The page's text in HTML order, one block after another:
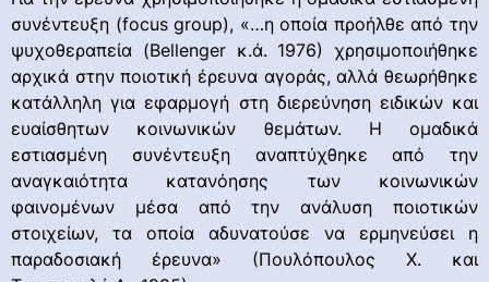
συνέντευξη (focus group), «…η οποία προήλθε από την
ψυχοθεραπεία (Bellenger κ.ά. 1976) χρησιμοποιήθηκε
αρχικά στην ποιοτική έρευνα αγοράς, αλλά θεωρήθηκε
κατάλληλη για εφαρμογή στη διερεύνηση ειδικών και
ευαίσθητων κοινωνικών θεμάτων. Η ομαδικά
εστιασμένη συνέντευξη αναπτύχθηκε από την
αναγκαιότητα κατανόησης των κοινωνικών
φαινομένων μέσα από την ανάλυση ποιοτικών
στοιχείων, τα οποία αδυνατούσε να ερμηνεύσει η
παραδοσιακή έρευνα» (Πουλόπουλος Χ. και